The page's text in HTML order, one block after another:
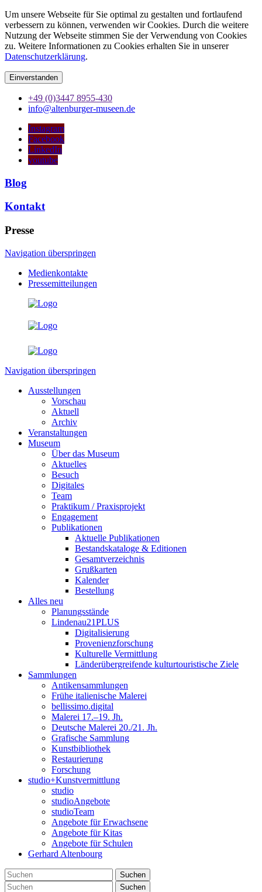
Um unsere Webseite für Sie optimal zu gestalten und fortlaufend
verbessern zu können, verwenden wir Cookies. Durch die weitere
Nutzung der Webseite stimmen Sie der Verwendung von Cookies
zu. Weitere Informationen zu Cookies erhalten Sie in unserer
Datenschutzerklärung.
Einverstanden
+49 (0)3447 8955-430
info@altenburger-museen.de
Instagram
Facebook
LinkedIn
youtube
Blog
Kontakt
Presse
Navigation überspringen
Medienkontakte
Pressemitteilungen
Navigation überspringen
Ausstellungen
Vorschau
Aktuell
Archiv
Veranstaltungen
Museum
Über das Museum
Aktuelles
Besuch
Digitales
Team
Praktikum / Praxisprojekt
Engagement
Publikationen
Aktuelle Publikationen
Bestandskataloge & Editionen
Gesamtverzeichnis
Grußkarten
Kalender
Bestellung
Alles neu
Planungsstände
Lindenau21PLUS
Digitalisierung
Provenienzforschung
Kulturelle Vermittlung
Länderübergreifende kulturtouristische Ziele
Sammlungen
Antikensammlungen
Frühe italienische Malerei
bellissimo.digital
Malerei 17.–19. Jh.
Deutsche Malerei 20./21. Jh.
Grafische Sammlung
Kunstbibliothek
Restaurierung
Forschung
studio+Kunstvermittlung
studio
studioAngebote
studioTeam
Angebote für Erwachsene
Angebote für Kitas
Angebote für Schulen
Gerhard Altenbourg
Suchen
Suchen